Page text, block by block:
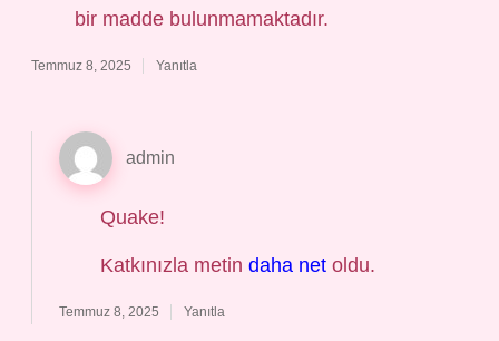
bir madde bulunmamaktadır.
Temmuz 8, 2025 Yanıtla
admin
Quake!
Katkınızla metin daha netoldu.
Temmuz 8, 2025 Yanıtla